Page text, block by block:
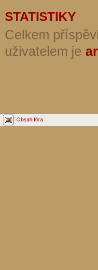
STATISTIKY
Celkem
uživatelem je
Obsah fóra